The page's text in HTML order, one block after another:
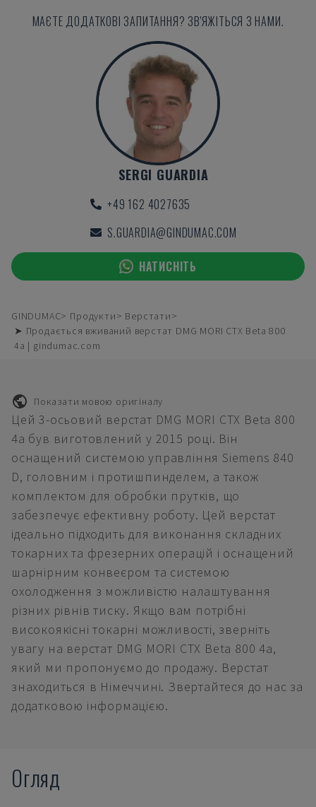
МАЄТЕ ДОДАТКОВІ ЗАПИТАННЯ? ЗВ'ЯЖІТЬСЯ З НАМИ.
SERGI GUARDIA
+49 162 4027635
S.GUARDIA@GINDUMAC.COM
НАТИСНІТЬ
GINDUMAC Продукти
Верстати
➤ Продається вживаний верстат DMG MORI CTX Beta 800
4a | gindumac.com
Показати мовою оригіналу
Цей 3-осьовий верстат DMG MORI CTX Beta 800
4a був виготовлений у 2015 році. Він
оснащений системою управління Siemens 840
D, головним і протишпинделем, а також
комплектом для обробки прутків, що
забезпечує ефективну роботу. Цей верстат
ідеально підходить для виконання складних
токарних та фрезерних операцій і оснащений
шарнірним конвеєром та системою
охолодження з можливістю налаштування
різних рівнів тиску. Якщо вам потрібні
високоякісні токарні можливості, зверніть
увагу на верстат DMG MORI CTX Beta 800 4a,
який ми пропонуємо до продажу. Верстат
знаходиться в Німеччині. Звертайтеся до нас за
додатковою інформацією.
Огляд